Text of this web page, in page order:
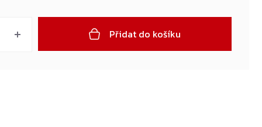
Přidat do košíku